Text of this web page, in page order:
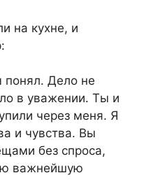
на кухне, и
понял. Дело не
в уважении. Ты и
через меня. Я
и чувства. Вы
без спроса,
важнейшую